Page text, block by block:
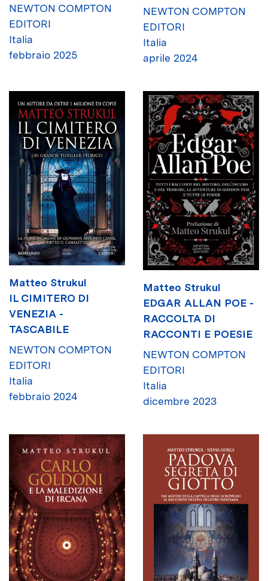
NEWTON COMPTON
EDITORI
Italia
febbraio 2025
NEWTON COMPTON
EDITORI
Italia
aprile 2024
Matteo Strukul
IL CIMITERO DI
VENEZIA -
TASCABILE
NEWTON COMPTON
EDITORI
Italia
febbraio 2024
Matteo Strukul
EDGAR ALLAN POE -
RACCOLTA DI
RACCONTI E POESIE
NEWTON COMPTON
EDITORI
Italia
dicembre 2023